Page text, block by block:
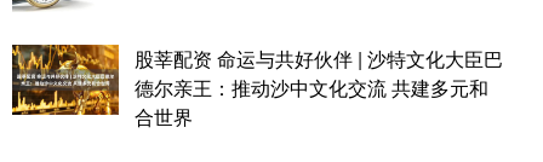
股莘配资 命运与共好伙伴 | 沙特文化大臣巴
德尔亲王：推动沙中文化交流 共建多元和
合世界